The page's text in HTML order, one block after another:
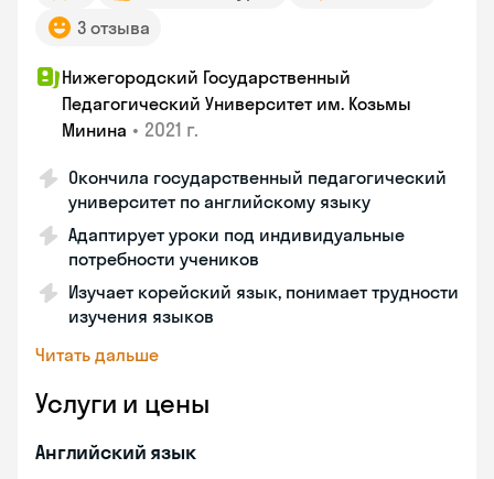
3 отзыва
Нижегородский Государственный
Педагогический Университет им. Козьмы
Минина • 2021 г.
Окончила государственный педагогический
университет по английскому языку
Адаптирует уроки под индивидуальные
потребности учеников
Изучает корейский язык, понимает трудности
изучения языков
Читать дальше
Услуги и цены
Английский язык